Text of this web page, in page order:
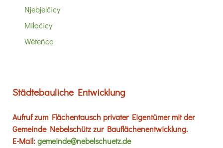
Njebjelčicy
Miłoćicy
Wěteńca
Städtebauliche Entwicklung
Aufruf zum Flächentausch privater Eigentümer mit der
Gemeinde Nebelschütz zur Bauflächenentwicklung.
E-Mail:gemeinde@nebelschuetz.de